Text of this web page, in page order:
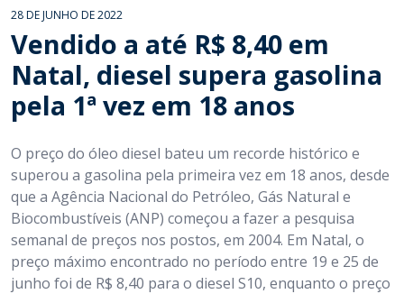
28 DE JUNHO DE 2022
Vendido a até R$ 8,40 em
Natal, diesel supera gasolina
pela 1ª vez em 18 anos
O preço do óleo diesel bateu um recorde histórico e
superou a gasolina pela primeira vez em 18 anos, desde
que a Agência Nacional do Petróleo, Gás Natural e
Biocombustíveis (ANP) começou a fazer a pesquisa
semanal de preços nos postos, em 2004. Em Natal, o
preço máximo encontrado no período entre 19 e 25 de
junho foi de R$ 8,40 para o diesel S10, enquanto o preço